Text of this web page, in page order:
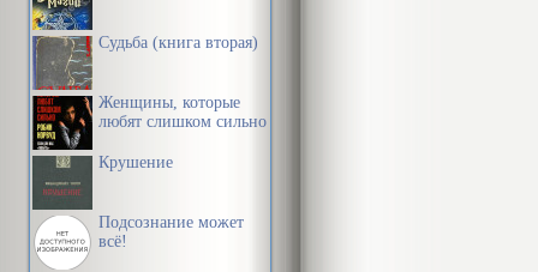
Судьба (книга вторая)
Женщины, которые
любят слишком сильно
Крушение
Подсознание может
всё!